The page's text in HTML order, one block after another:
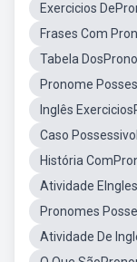
Exercicios
Frases Com
Tabela
Pronome
Inglês
Caso
História
Atividade
Pronomes
Atividade De